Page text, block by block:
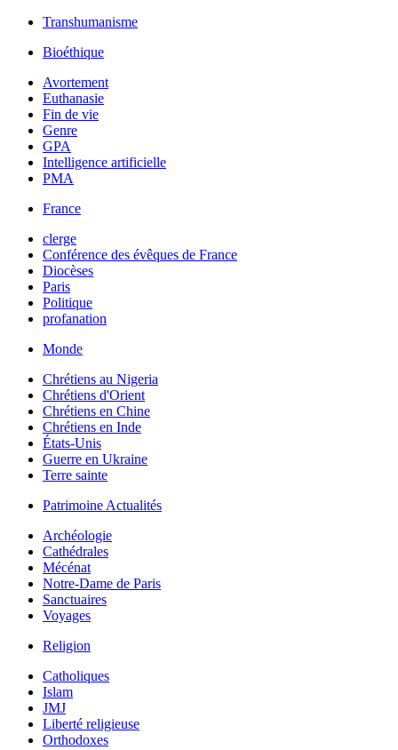
Transhumanisme
Bioéthique
Avortement
Euthanasie
Fin de vie
Genre
GPA
Intelligence artificielle
PMA
France
clerge
Conférence des évêques de France
Diocèses
Paris
Politique
profanation
Monde
Chrétiens au Nigeria
Chrétiens d'Orient
Chrétiens en Chine
Chrétiens en Inde
États-Unis
Guerre en Ukraine
Terre sainte
Patrimoine Actualités
Archéologie
Cathédrales
Mécénat
Notre-Dame de Paris
Sanctuaires
Voyages
Religion
Catholiques
Islam
JMJ
Liberté religieuse
Orthodoxes